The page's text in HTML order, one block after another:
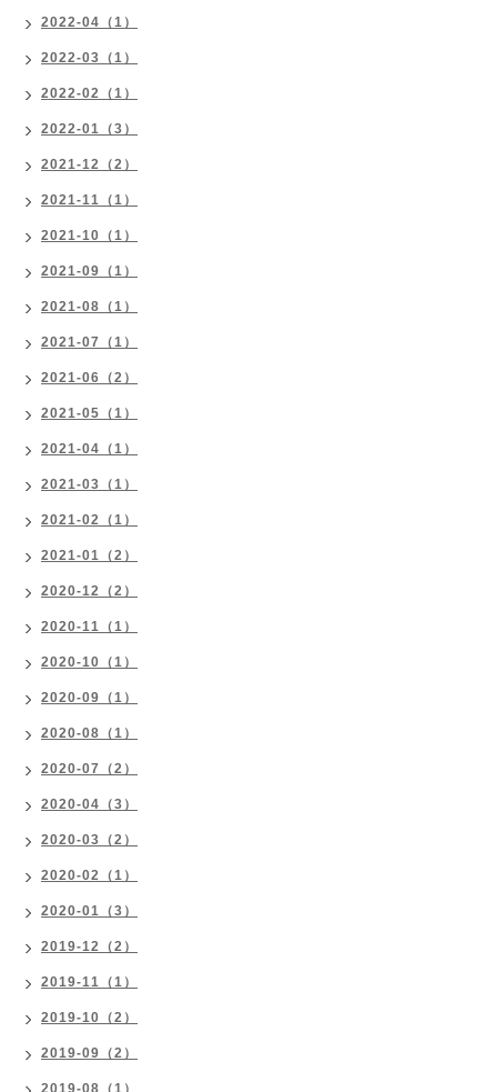
2022-04（1）
2022-03（1）
2022-02（1）
2022-01（3）
2021-12（2）
2021-11（1）
2021-10（1）
2021-09（1）
2021-08（1）
2021-07（1）
2021-06（2）
2021-05（1）
2021-04（1）
2021-03（1）
2021-02（1）
2021-01（2）
2020-12（2）
2020-11（1）
2020-10（1）
2020-09（1）
2020-08（1）
2020-07（2）
2020-04（3）
2020-03（2）
2020-02（1）
2020-01（3）
2019-12（2）
2019-11（1）
2019-10（2）
2019-09（2）